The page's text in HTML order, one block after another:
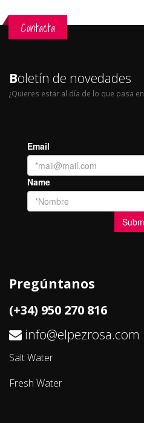
Contacta
Boletín de novedades
¿Quieres estar al día de lo que pasa en
Pregúntanos
(+34) 950 270 816
info@elpezrosa.com
Salt Water
Fresh Water